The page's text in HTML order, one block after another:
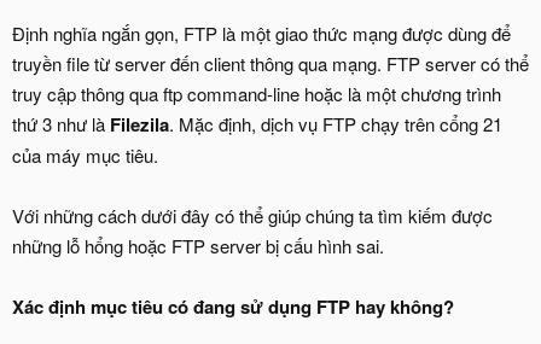
Định nghĩa ngắn gọn, FTP là một giao thức mạng được dùng để
truyền file từ server đến client thông qua mạng. FTP server có thể
truy cập thông qua ftp command-line hoặc là một chương trình
thứ 3 như là Filezila. Mặc định, dịch vụ FTP chạy trên cổng 21
của máy mục tiêu.
Với những cách dưới đây có thể giúp chúng ta tìm kiếm được
những lỗ hổng hoặc FTP server bị cấu hình sai.
Xác định mục tiêu có đang sử dụng FTP hay không?